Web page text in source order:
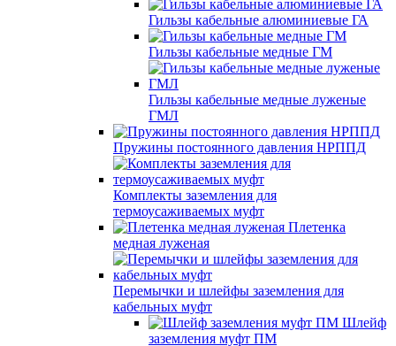
Гильзы кабельные алюминиевые ГА
Гильзы кабельные медные ГМ
Гильзы кабельные медные луженые
ГМЛ
Пружины постоянного давления НРППД
Комплекты заземления для
термоусаживаемых муфт
Плетенка
медная луженая
Перемычки и шлейфы заземления для
кабельных муфт
Шлейф
заземления муфт ПМ